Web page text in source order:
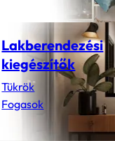
Lakberendezési
kiegészítők
Tükrök
Fogasok